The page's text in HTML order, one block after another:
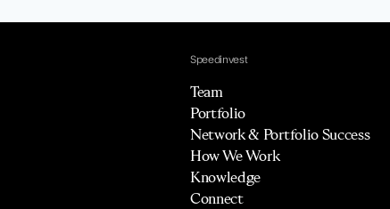
Speedinvest
Team
Portfolio
Network & Portfolio Success
How We Work
Knowledge
Connect